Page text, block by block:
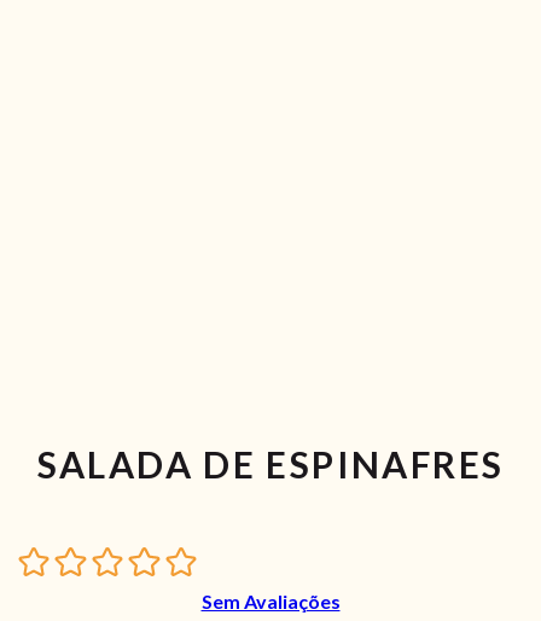
SALADA DE ESPINAFRES
Sem Avaliações